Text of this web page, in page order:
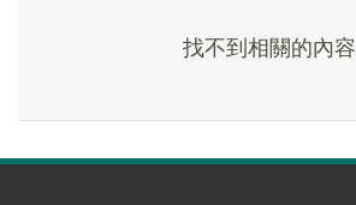
找不到相關的內容